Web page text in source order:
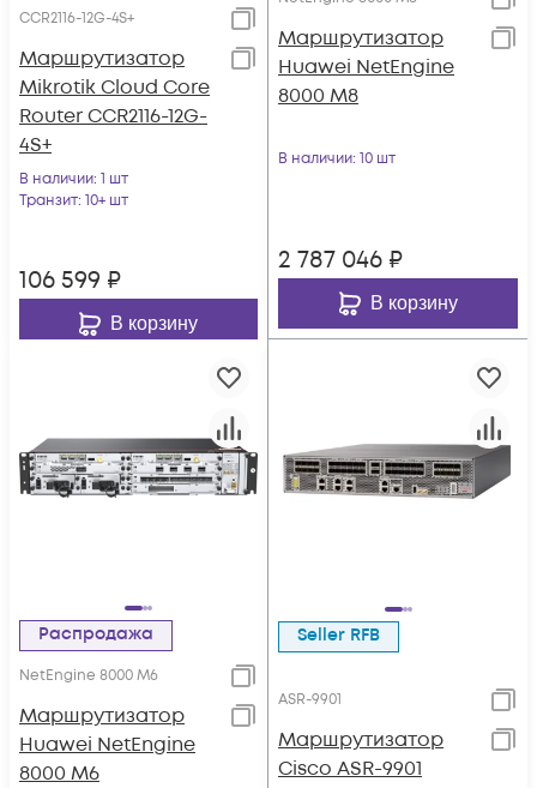
CCR2116-12G-4S+
Маршрутизатор
Mikrotik Cloud Core
Router CCR2116-12G-
4S+
В наличии: 1 шт
Транзит: 10+ шт
106 599 ₽
В корзину
Маршрутизатор
Huawei NetEngine
8000 M8
В наличии: 10 шт
2 787 046 ₽
В корзину
Распродажа
NetEngine 8000 M6
Маршрутизатор
Huawei NetEngine
8000 M6
Seller RFB
ASR-9901
Маршрутизатор
Cisco ASR-9901